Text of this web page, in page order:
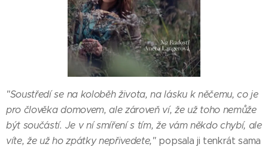
"Soustředí se na koloběh života, na lásku k něčemu, co je
pro člověka domovem, ale zároveň ví, že už toho nemůže
být součástí. Je v ní smíření s tím, že vám někdo chybí, ale
víte, že už ho zpátky nepřivedete,"popsala ji tenkrát sama